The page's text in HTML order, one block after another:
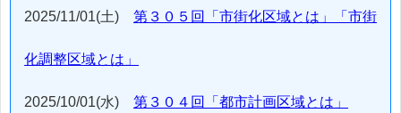
2025/11/01(土) 第３０５回「市街化区域とは」「市街
化調整区域とは」
2025/10/01(水) 第３０４回「都市計画区域とは」